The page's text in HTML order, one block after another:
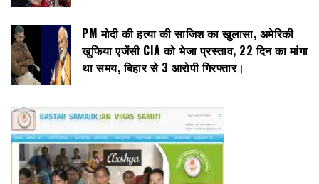
PM मोदी की हत्या की साजिश का खुलासा, अमेरिकी
खुफिया एजेंसी CIA को भेजा प्रस्ताव, 22 दिन का मांगा
था समय, बिहार से 3 आरोपी गिरफ्तार।